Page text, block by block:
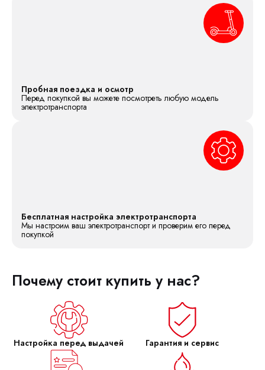
Пробная поездка и осмотр
Перед покупкой вы можете посмотреть любую модель
электротранспорта
Бесплатная настройка электротранспорта
Мы настроим ваш электротранспорт и проверим его перед
покупкой
Почему стоит купить у нас?
Настройка перед выдачей Гарантия и сервис